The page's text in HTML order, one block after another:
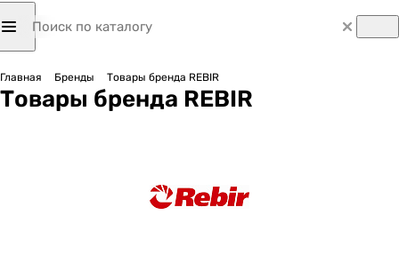
Главная Бренды Товары бренда REBIR
Товары бренда REBIR